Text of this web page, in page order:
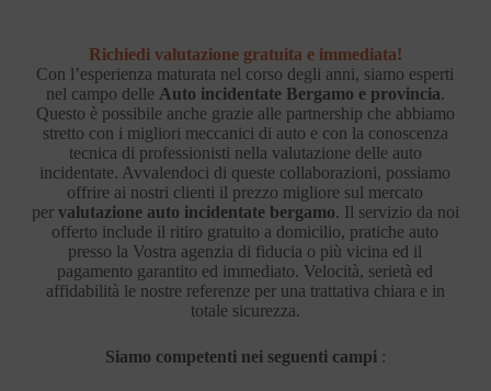
Richiedi valutazione gratuita e immediata!
Con l’esperienza maturata nel corso degli anni, siamo esperti
nel campo delle Auto incidentate Bergamo e provincia.
Questo è possibile anche grazie alle partnership che abbiamo
stretto con i migliori meccanici di auto e con la conoscenza
tecnica di professionisti nella valutazione delle auto
incidentate. Avvalendoci di queste collaborazioni, possiamo
offrire ai nostri clienti il prezzo migliore sul mercato
per valutazione auto incidentate bergamo. Il servizio da noi
offerto include il ritiro gratuito a domicilio, pratiche auto
presso la Vostra agenzia di fiducia o più vicina ed il
pagamento garantito ed immediato. Velocità, serietà ed
affidabilità le nostre referenze per una trattativa chiara e in
totale sicurezza.
Siamo competenti nei seguenti campi :